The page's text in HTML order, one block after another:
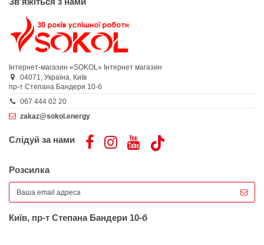
Зв'яжіться з нами
Інтернет-магазин «SOKOL» Інтернет магазин
04071, Україна, Київ
пр-т Степана Бандери 10-б
067 444 02 20
zakaz@sokol.energy
Слідуй за нами
Розсилка
Київ, пр-т Степана Бандери 10-б